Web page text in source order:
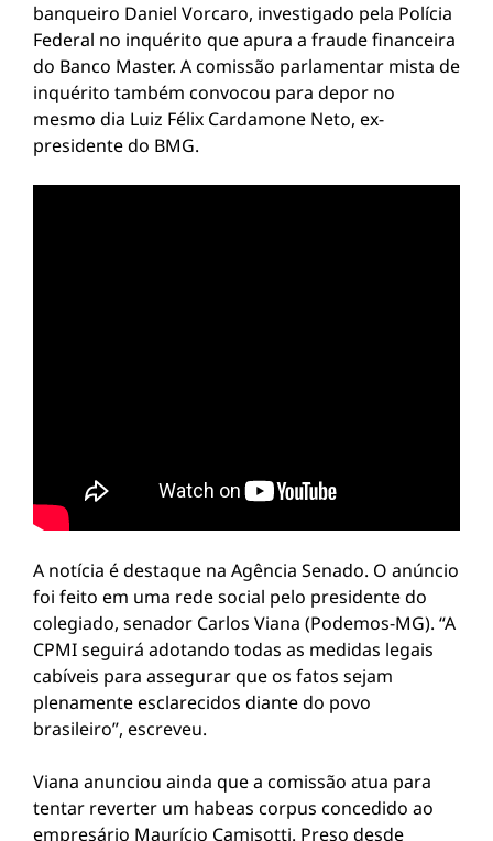
banqueiro Daniel Vorcaro, investigado pela Polícia
Federal no inquérito que apura a fraude financeira
do Banco Master. A comissão parlamentar mista de
inquérito também convocou para depor no
mesmo dia Luiz Félix Cardamone Neto, ex-
presidente do BMG.
A notícia é destaque na Agência Senado. O anúncio
foi feito em uma rede social pelo presidente do
colegiado, senador Carlos Viana (Podemos-MG). “A
CPMI seguirá adotando todas as medidas legais
cabíveis para assegurar que os fatos sejam
plenamente esclarecidos diante do povo
brasileiro”, escreveu.
Viana anunciou ainda que a comissão atua para
tentar reverter um habeas corpus concedido ao
empresário Maurício Camisotti. Preso desde